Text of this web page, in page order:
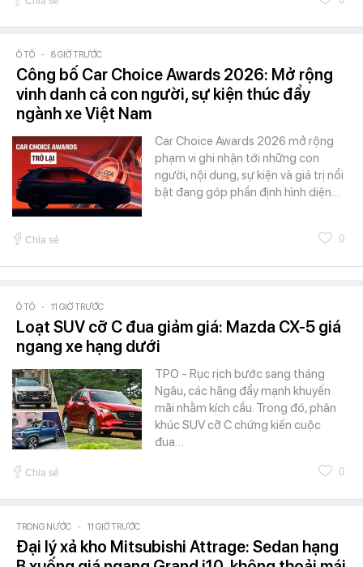
Ô TÔ - 8 GIỜ TRƯỚC
Công bố Car Choice Awards 2026: Mở rộng
vinh danh cả con người, sự kiện thúc đẩy
ngành xe Việt Nam
Car Choice Awards 2026 mở rộng
phạm vi ghi nhận tới những con
người, nội dung, sự kiện và giá trị nổi
bật đang góp phần định hình diện…
Chia sẻ 0
Ô TÔ - 11 GIỜ TRƯỚC
Loạt SUV cỡ C đua giảm giá: Mazda CX-5 giá
ngang xe hạng dưới
TPO - Rục rịch bước sang tháng
Ngâu, các hãng đẩy mạnh khuyến
mãi nhằm kích cầu. Trong đó, phân
khúc SUV cỡ C chứng kiến cuộc
đua…
Chia sẻ 0
TRONG NƯỚC - 11 GIỜ TRƯỚC
Đại lý xả kho Mitsubishi Attrage: Sedan hạng